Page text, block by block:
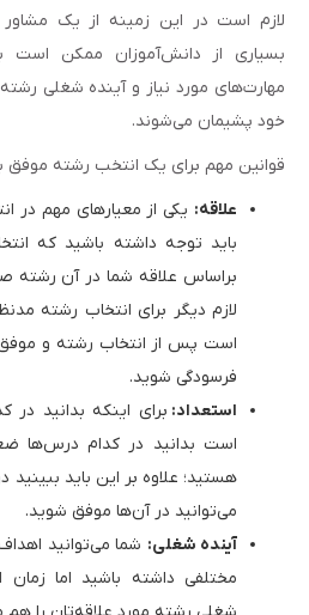
لازم است در این زمینه از یک مشاور
بسیاری از دانش‌آموزان ممکن است
مهارت‌های مورد نیاز و آینده شغلی
خود پشیمان می‌شوند.
قوانین مهم برای یک انتخب رشته
علاقه: یکی از معیار‌های مهم در
باید توجه داشته باشید که
براساس علاقه شما در آن رشته
لازم دیگر برای انتخاب رشته
است پس از انتخاب رشته و
فرسودگی شوید.
استعداد: برای اینکه بدانید در
است بدانید در کدام درس‌ها
هستید؛ علاوه بر این باید
می‌توانید در آن‌ها موفق شوید.
آینده شغلی: شما می‌توانید
مختلفی داشته باشید اما زمان